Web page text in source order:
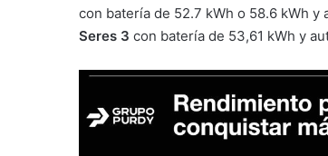
con batería de 52.7 kWh o 58.6 kWh y
Seres 3 con batería de 53,61 kWh y